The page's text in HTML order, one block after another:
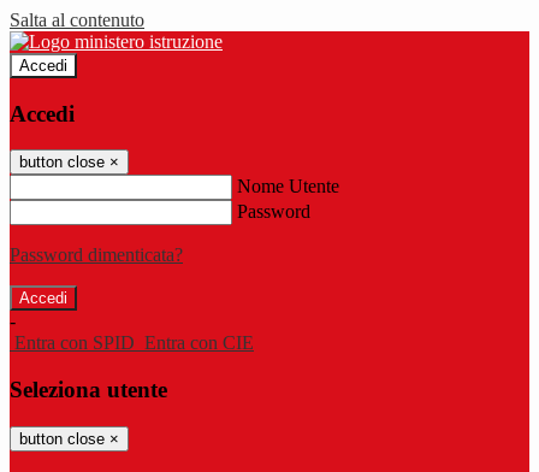
Salta al contenuto
Accedi
Accedi
button close ×
Nome Utente
Password
Password dimenticata?
-
Entra con SPID Entra con CIE
Seleziona utente
button close ×